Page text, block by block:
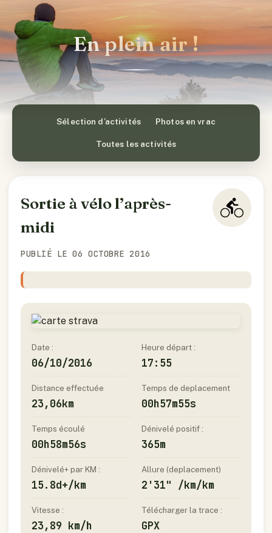
En plein air !
Sélection d’activités Photos en vrac
Toutes les activités
Sortie à vélo l’après-
midi
PUBLIÉ LE 06 OCTOBRE 2016
Date :
06/10/2016
Heure départ :
17:55
Distance effectuée
23,06km
Temps de deplacement
00h57m55s
Temps écoulé
00h58m56s
Dénivelé positif :
365m
Dénivelé+ par KM :
15.8d+/km
Allure (deplacement)
2'31" /km/km
Vitesse :
23,89 km/h
Télécharger la trace :
GPX